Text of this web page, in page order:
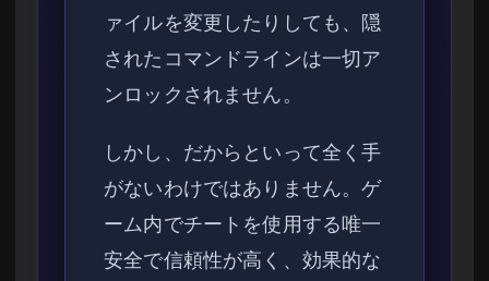
ァイルを変更したりしても、隠
されたコマンドラインは一切ア
ンロックされません。
しかし、だからといって全く手
がないわけではありません。ゲ
ーム内でチートを使用する唯一
安全で信頼性が高く、効果的な